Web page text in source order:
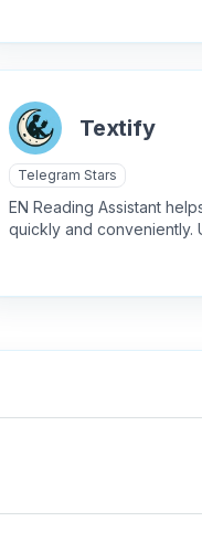
Textify
Telegram Stars
EN Reading Assistant
quickly and conveniently.